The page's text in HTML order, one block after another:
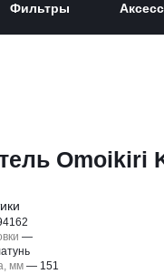
Фильтры
Omoikiri
—
мм — 151